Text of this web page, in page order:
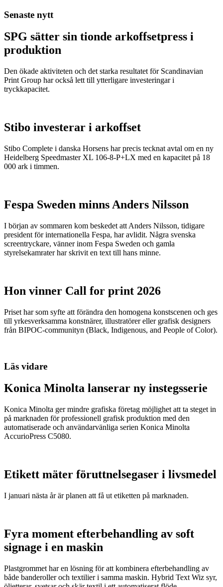
Senaste nytt
SPG sätter sin tionde arkoffsetpress i
produktion
Den ökade aktiviteten och det starka resultatet för Scandinavian
Print Group har också lett till ytterligare investeringar i
tryckkapacitet.
Stibo investerar i arkoffset
Stibo Complete i danska Horsens har precis tecknat avtal om en ny
Heidelberg Speedmaster XL 106-8-P+LX med en kapacitet på 18
000 ark i timmen.
Fespa Sweden minns Anders Nilsson
I början av sommaren kom beskedet att Anders Nilsson, tidigare
president för internationella Fespa, har avlidit. Några svenska
screentryckare, vänner inom Fespa Sweden och gamla
styrelsekamrater har skrivit en text till hans minne.
Hon vinner Call for print 2026
Priset har som syfte att förändra den homogena konstscenen och ges
till yrkesverksamma konstnärer, illustratörer eller grafisk designers
från BIPOC-communityn (Black, Indigenous, and People of Color).
Läs vidare
Konica Minolta lanserar ny instegsserie
Konica Minolta ger mindre grafiska företag möjlighet att ta steget in
på marknaden för professionell grafisk produktion med den
automatiserade och användarvänliga serien Konica Minolta
AccurioPress C5080.
Etikett mäter föruttnelsegaser i livsmedel
I januari nästa år är planen att få ut etiketten på marknaden.
Fyra moment efterbehandling av soft
signage i en maskin
Plastgrommet har en lösning för att kombinera efterbehandling av
både banderoller och textilier i samma maskin. Hybrid Text Wiz syr,